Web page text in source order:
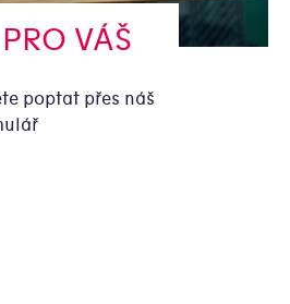
VÁŠ
poptat přes náš